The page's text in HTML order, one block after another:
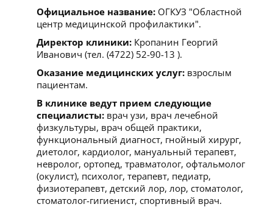
Официальное название: ОГКУЗ "Областной
центр медицинской профилактики".
Директор клиники: Кропанин Георгий
Иванович (тел. (4722) 52-90-13 ).
Оказание медицинских услуг: взрослым
пациентам.
В клинике ведут прием следующие
специалисты: врач узи, врач лечебной
физкультуры, врач общей практики,
функциональный диагност, гнойный хирург,
диетолог, кардиолог, мануальный терапевт,
невролог, ортопед, травматолог, офтальмолог
(окулист), психолог, терапевт, педиатр,
физиотерапевт, детский лор, лор, стоматолог,
стоматолог-гигиенист, спортивный врач.